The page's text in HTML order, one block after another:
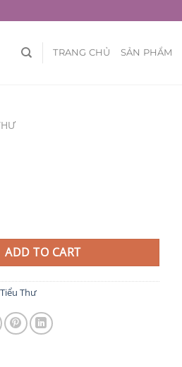
TRANG CHỦ SẢN PHẨM
ADD TO CART
Tiểu Thư